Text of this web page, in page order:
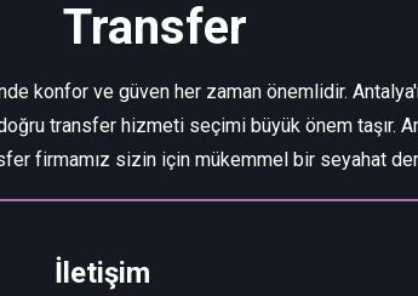
Transfer
konfor ve güven her zaman önemlidir.
transfer hizmeti seçimi büyük önem taşır.
firmamız sizin için mükemmel bir seyahat
İletişim